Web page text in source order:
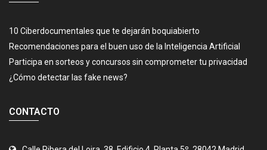
10 Ciberdocumentales que te dejarán boquiabierto
Recomendaciones para el buen uso de la Inteligencia Artificial
Participa en sorteos y concursos sin comprometer tu privacidad
¿Cómo detectar las fake news?
CONTACTO